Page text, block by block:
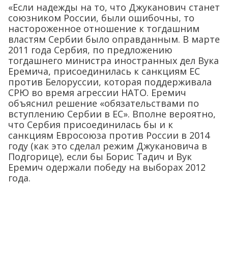
«Если надежды на то, что Джуканович станет
союзником России, были ошибочны, то
настороженное отношение к тогдашним
властям Сербии было оправданным. В марте
2011 года Сербия, по предложению
тогдашнего министра иностранных дел Вука
Еремича, присоединилась к санкциям ЕС
против Белоруссии, которая поддерживала
СРЮ во время агрессии НАТО. Еремич
объяснил решение «обязательствами по
вступлению Сербии в ЕС». Вполне вероятно,
что Сербия присоединилась бы и к
санкциям Евросоюза против России в 2014
году (как это сделал режим Джукановича в
Подгорице), если бы Борис Тадич и Вук
Еремич одержали победу на выборах 2012
года.